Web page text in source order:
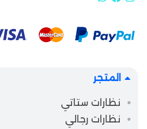
المتجر
نظارات ستاتي
نظارات رجالي